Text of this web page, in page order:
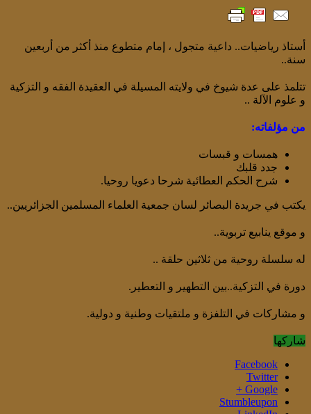
أستاذ رياضيات.. داعية متجول ، إمام متطوع منذ أكثر من أربعين
سنة..
تتلمذ على عدة شيوخ في ولايته المسيلة في العقيدة الفقه و التزكية
و علوم الآلة ..
من مؤلفاته:
همسات و قبسات
جدد قلبك
شرح الحكم العطائية شرحا دعويا روحيا.
يكتب في جريدة البصائر لسان جمعية العلماء المسلمين الجزائريين..
و موقع ينابيع تربوية..
له سلسلة روحية من ثلاثين حلقة ..
دورة في التزكية..بين التطهير و التعطير.
و مشاركات في التلفزة و ملتقيات وطنية و دولية.
شاركها
Facebook
Twitter
Google +
Stumbleupon